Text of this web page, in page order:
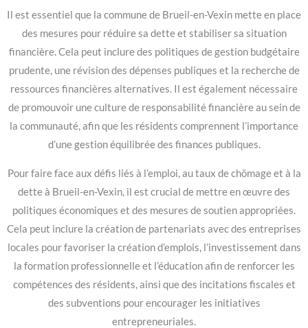
Il est essentiel que la commune de Brueil-en-Vexin mette en place
des mesures pour réduire sa dette et stabiliser sa situation
financière. Cela peut inclure des politiques de gestion budgétaire
prudente, une révision des dépenses publiques et la recherche de
ressources financières alternatives. Il est également nécessaire
de promouvoir une culture de responsabilité financière au sein de
la communauté, afin que les résidents comprennent l’importance
d’une gestion équilibrée des finances publiques.
Pour faire face aux défis liés à l’emploi, au taux de chômage et à la
dette à Brueil-en-Vexin, il est crucial de mettre en œuvre des
politiques économiques et des mesures de soutien appropriées.
Cela peut inclure la création de partenariats avec des entreprises
locales pour favoriser la création d’emplois, l’investissement dans
la formation professionnelle et l’éducation afin de renforcer les
compétences des résidents, ainsi que des incitations fiscales et
des subventions pour encourager les initiatives
entrepreneuriales.